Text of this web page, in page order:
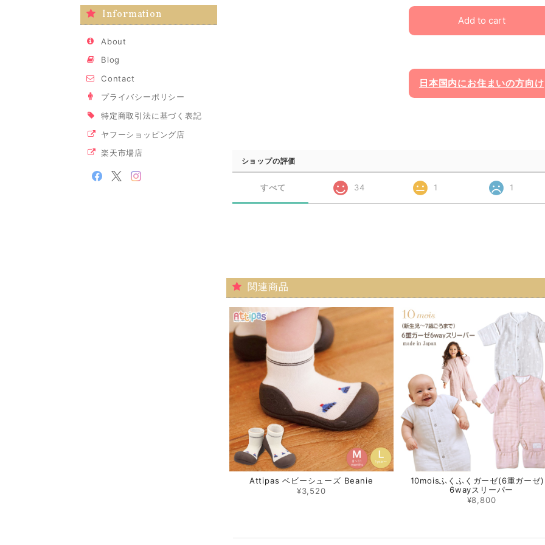
Information
About
Blog
Contact
プライバシーポリシー
特定商取引法に基づく表記
ヤフーショッピング店
楽天市場店
Add to cart
日本国内にお住まいの方向け
ショップの評価
すべて 34 1 1
関連商品
Attipas ベビーシューズ Beanie
¥3,520
10moisふくふくガーゼ(6重ガー
6wayスリーパー
¥8,800